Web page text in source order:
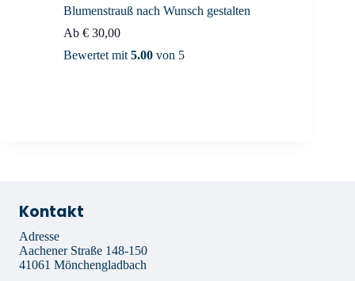
Blumenstrauß nach Wunsch gestalten
Ab € 30,00
Bewertet mit 5.00 von 5
Kontakt
Adresse
Aachener Straße 148-150
41061 Mönchengladbach